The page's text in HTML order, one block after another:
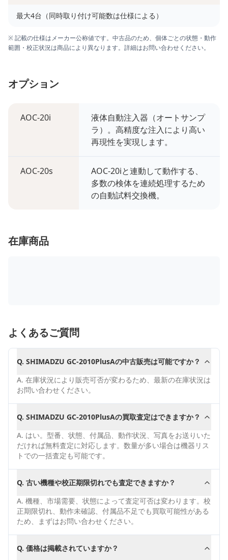
最大4台（同時取り付け可能数は仕様による）
※ 記載の仕様はメーカー公称値です。中古品のため、個体ごとの状態・動作
範囲・校正状況は商品により異なります。詳細はお問い合わせください。
オプション
AOC-20i
液体自動注入器（オートサンプ
ラ）。高精度な注入により高い
再現性を実現します。
AOC-20s
AOC-20iと連動して動作する、
多数の検体を連続処理するため
の自動試料交換機。
在庫商品
よくあるご質問
Q. SHIMADZU GC-2010PlusAの中古販売は可能ですか？
A. 在庫状況により販売可否が変わるため、最新の在庫状況は
お問い合わせください。
Q. SHIMADZU GC-2010PlusAの買取査定はできますか？
A. はい。型番、状態、付属品、動作状況、写真をお送りいた
だければ無料査定に対応します。数量が多い場合は機器リス
トでの一括査定も可能です。
Q. 古い機種や校正期限切れでも査定できますか？
A. 機種、市場需要、状態によって査定可否は変わります。校
正期限切れ、動作未確認、付属品不足でも買取可能性がある
ため、まずはお問い合わせください。
Q. 価格は掲載されていますか？